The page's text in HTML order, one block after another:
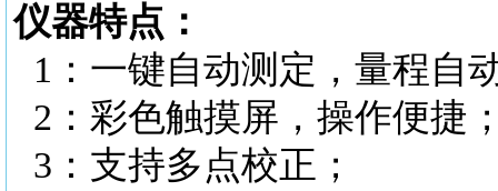
仪器特点：
1：一键自动测定，量程自
2：彩色触摸屏，操作便捷
3：支持多点校正；